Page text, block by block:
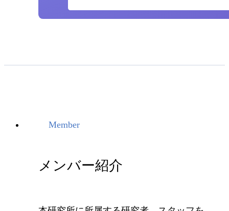
Member
メンバー紹介